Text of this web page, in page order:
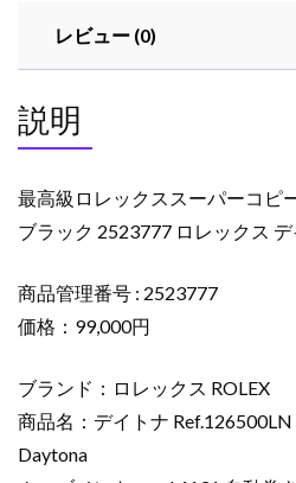
ピ
デ
イ
ナ
Ref.126500LN
ラ
ッ
2523777
ロ
レ
ッ
レビュー (0)
説明
最高級ロレックススーパーコピ
ブラック 2523777 ロレックス
商品管理番号 : 2523777
価格：99,000円
ブランド：ロレックス ROLEX
商品名：デイトナ
Daytona